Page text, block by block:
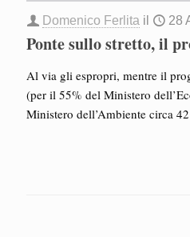
Domenico Ferlita il 28
Ponte sullo stretto, il
Al via gli espropri, mentre il
(per il 55% del Ministero
Ministero dell’Ambiente circa